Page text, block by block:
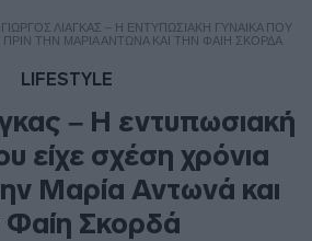
ΓΙΏΡΓΟΣ ΛΙΆΓΚΑΣ – Η ΕΝΤΥΠΩΣΙΑΚΉ ΓΥΝΑΊΚΑ ΠΟΥ
ΠΡΙΝ ΤΗΝ ΜΑΡΊΑ ΑΝΤΩΝΆ ΚΑΙ ΤΗΝ ΦΑΊΗ ΣΚΟΡΔΆ
LIFESTYLE
– Η εντυπωσιακή
είχε σχέση χρόνια
Μαρία Αντωνά και
Φαίη Σκορδά